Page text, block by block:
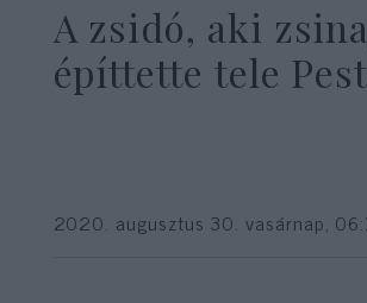
A zsidó, aki
építtette tele
2020. augusztus 30. vasárnap,